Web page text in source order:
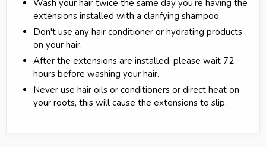
Wash your hair twice the same day you’re having the
extensions installed with a clarifying shampoo.
Don't use any hair conditioner or hydrating products
on your hair.
After the extensions are installed, please wait 72
hours before washing your hair.
Never use hair oils or conditioners or direct heat on
your roots, this will cause the extensions to slip.